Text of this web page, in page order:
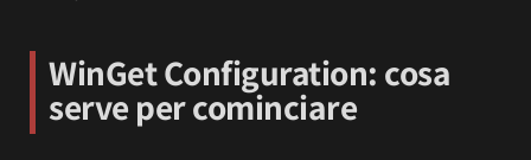
WinGet Configuration: cosa
serve per cominciare